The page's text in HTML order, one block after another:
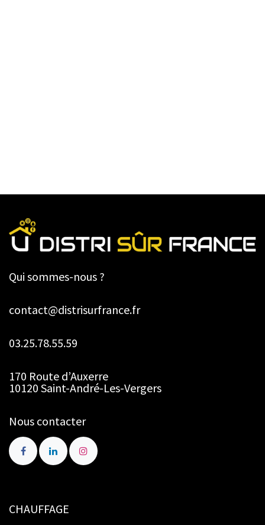
Qui sommes-nous ?
contact@distrisurfrance.fr
03.25.78.55.59
170 Route d’Auxerre
10120 Saint-André-Les-Vergers
Nous contacter
CHAUFFAGE